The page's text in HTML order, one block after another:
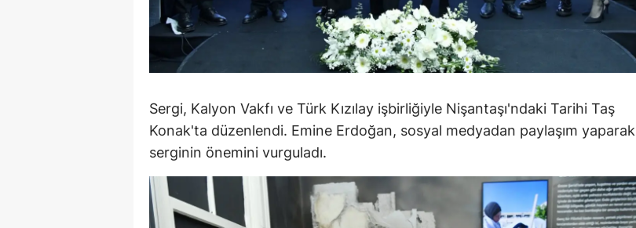
Hatay
Isparta
İstanbul
Kars
Kastamonu
Sergi, Kalyon Vakfı ve Türk Kızılay işbirliğiyle Nişantaşı'ndaki Tarihi Taş
Konak'ta düzenlendi. Emine Erdoğan, sosyal medyadan paylaşım yaparak
serginin önemini vurguladı.